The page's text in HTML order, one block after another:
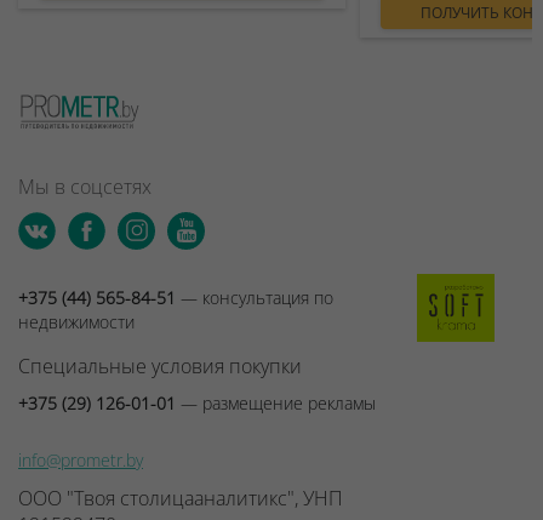
ПОЛУЧИТЬ
Мы в соцсетях
+375 (44) 565-84-51 — консультация по
недвижимости
Специальные условия покупки
+375 (29) 126-01-01 — размещение рекламы
info@prometr.by
ООО "Твоя столицааналитикс", УНП